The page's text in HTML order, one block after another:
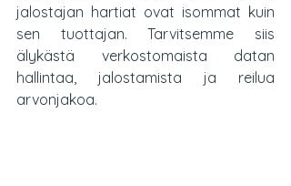
jalostajan hartiat ovat isommat kuin
sen tuottajan. Tarvitsemme siis
älykästä verkostomaista datan
hallintaa, jalostamista ja reilua
arvonjakoa.